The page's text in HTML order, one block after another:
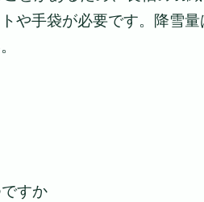
や手袋が必要です。降雪量
すか